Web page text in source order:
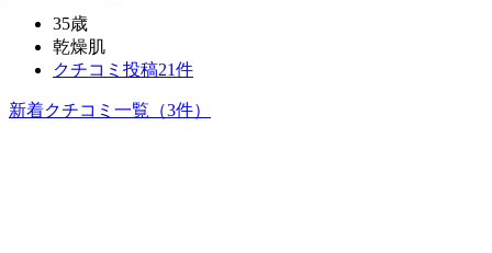
35歳
乾燥肌
クチコミ投稿21件
新着クチコミ一覧 （3件）